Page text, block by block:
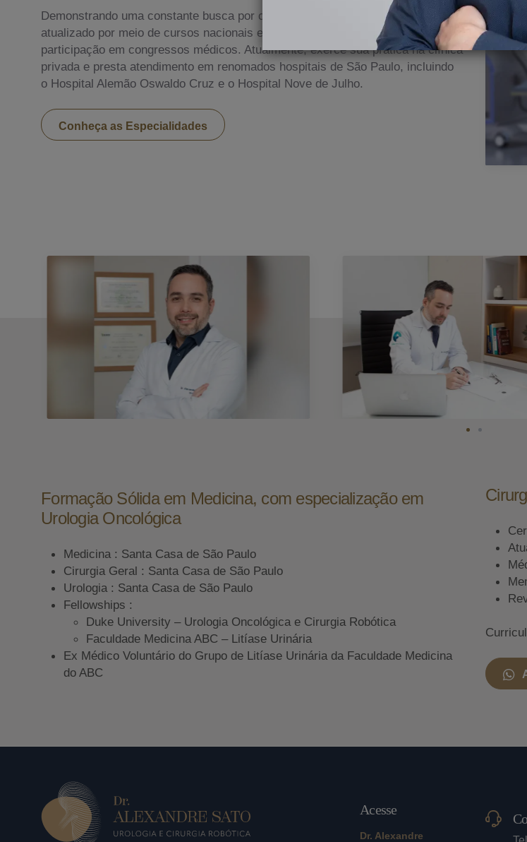
Demonstrando uma constante busca por conhecimento, ele se mantém
atualizado por meio de cursos nacionais e internacionais, bem como
participação em congressos médicos. Atualmente, exerce sua prática na clínica
privada e presta atendimento em renomados hospitais de São Paulo, incluindo
o Hospital Alemão Oswaldo Cruz e o Hospital Nove de Julho.
Conheça as Especialidades
Formação Sólida em Medicina, com especialização em
Urologia Oncológica
Medicina : Santa Casa de São Paulo
Cirurgia Geral : Santa Casa de São Paulo
Urologia : Santa Casa de São Paulo
Fellowships :
Duke University – Urologia Oncológica e Cirurgia Robótica
Faculdade Medicina ABC – Litíase Urinária
Ex Médico Voluntário do Grupo de Litíase Urinária da Faculdade Medicina
do ABC
Acesse
Dr. Alexandre